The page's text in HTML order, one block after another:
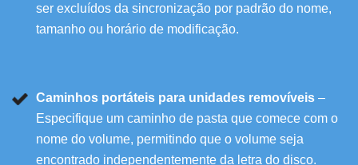
ser excluídos da sincronização por padrão do nome,
tamanho ou horário de modificação.
Caminhos portáteis para unidades removíveis –
Especifique um caminho de pasta que comece com o
nome do volume, permitindo que o volume seja
encontrado independentemente da letra do disco.